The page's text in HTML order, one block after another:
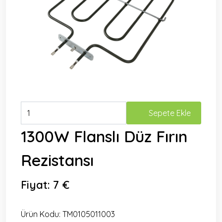
Sepete Ekle
1300W Flanslı Düz Fırın
Rezistansı
Fiyat: 7 €
Ürün Kodu: TM0105011003